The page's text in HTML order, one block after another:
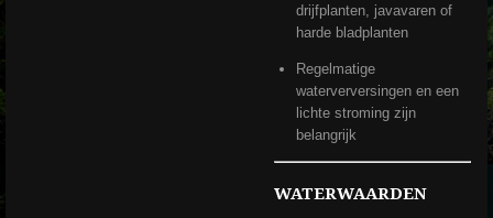
drijfplanten, javavaren of
harde bladplanten
Regelmatige
waterverversingen en een
lichte stroming zijn
belangrijk
WATERWAARDEN